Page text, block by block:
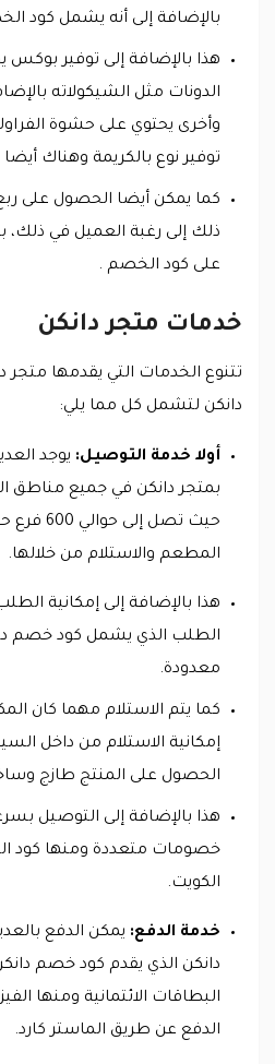
بالإضافة إلى أنه يشمل كود
هذا بالإضافة إلى توفير بوكس
الدونات مثل الشيكولاته
وأخرى يحتوي على حشوة
توفير نوع بالكريمة وهناك
كما يمكن أيضا الحصول على
ذلك إلى رغبة العميل في ذلك،
على كود الخصم .
خدمات متجر دانكن
تتنوع الخدمات التي يقدمها
دانكن لتشمل كل مما يلي:
أولا خدمة التوصيل: يوجد
بمتجر دانكن في جميع مناطق
حيث تصل
المطعم والاستلام من خلالها.
هذا بالإضافة إلى إمكانية
الطلب الذي يشمل كود خصم
معدودة.
كما يتم الاستلام مهما كان
إمكانية الاستلام من داخل
الحصول على المنتج طازج
هذا بالإضافة إلى التوصيل
خصومات متعددة ومنها كود
الكويت.
خدمة الدفع: يمكن الدفع
دانكن الذي يقدم كود خصم
البطاقات الائتمانية ومنها
الدفع عن طريق الماستر كارد.